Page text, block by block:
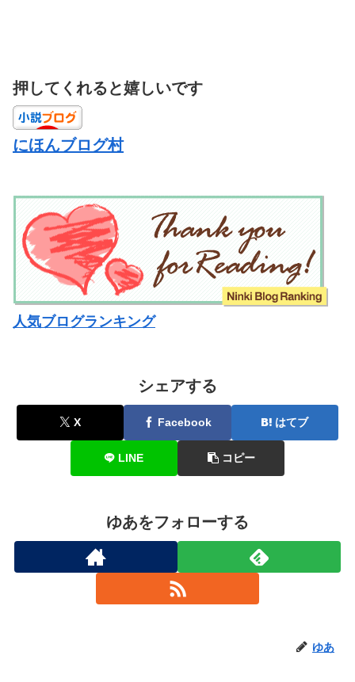
押してくれると嬉しいです
にほんブログ村
人気ブログランキング
シェアする
X Facebook はてブ
LINE コピー
ゆあをフォローする
ゆあ